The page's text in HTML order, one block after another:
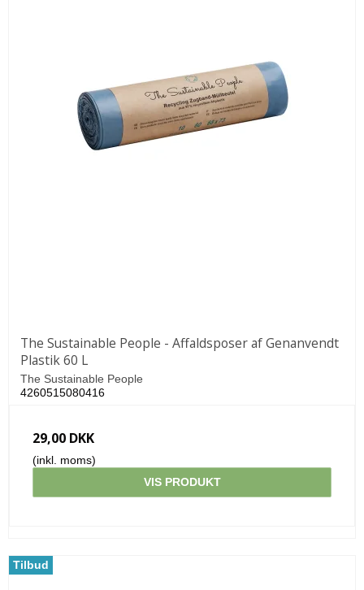
The Sustainable People - Affaldsposer af Genanvendt
Plastik 60 L
The Sustainable People
4260515080416
29,00 DKK
(inkl. moms)
VIS PRODUKT
Tilbud